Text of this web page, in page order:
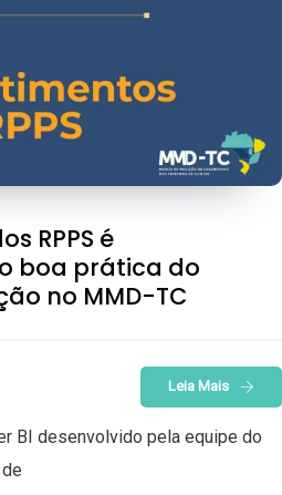
RPPS é
boa prática do
no MMD-TC
Leia Mais
BI desenvolvido pela equipe do